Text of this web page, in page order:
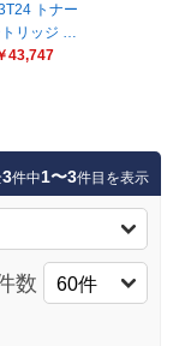
トナー
トリッジ …
43,747
3件中1〜3件目を表示
数